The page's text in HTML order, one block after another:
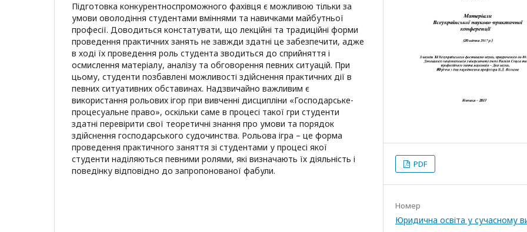
Підготовка конкурентноспроможного фахівця є можливою тільки за
умови оволодіння студентами вміннями та навичками майбутньої
професії. Доводиться констатувати, що лекційні та традиційні форми
проведення практичних занять не завжди здатні це забезпечити, адже
в ході їх проведення роль студента зводиться до сприйняття і
осмислення матеріалу, аналізу та обговорення певних ситуацій. При
цьому, студенти позбавлені можливості здійснення практичних дії в
певних ситуативних обставинах. Надзвичайно важливим є
використання рольових ігор при вивченні дисципліни «Господарське-
процесуальне право», оскільки саме в процесі такої гри студенти
здатні перевірити свої теоретичні знання про умови та порядок
здійснення господарського судочинства. Рольова ігра – це форма
проведення практичного заняття зі студентами у процесі якої
студенти наділяються певними ролями, які визначають їх діяльність і
поведінку відповідно до запропонованої фабули.
PDF
Номер
Юридична освіта у сучасному